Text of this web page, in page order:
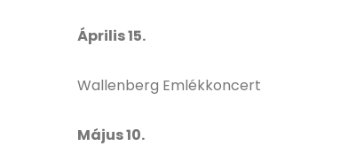
Április 15.
Wallenberg Emlékkoncert
Május 10.